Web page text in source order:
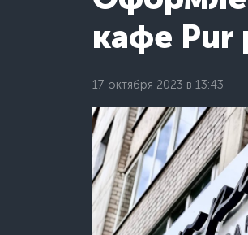
кафе Pur
17 октября 2023 в 13:43